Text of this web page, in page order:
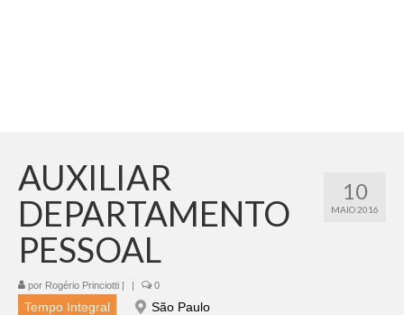
10
MAIO 2016
AUXILIAR
DEPARTAMENTO
PESSOAL
por Rogério Princiotti | | 0
Tempo Integral
São Paulo